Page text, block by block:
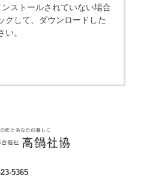
ストールされていない場合
クして、ダウンロードした
。
5365